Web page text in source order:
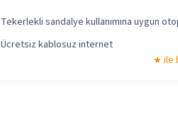
Tekerlekli sandalye kullanımına uygun
Ücretsiz kablosuz internet
ile